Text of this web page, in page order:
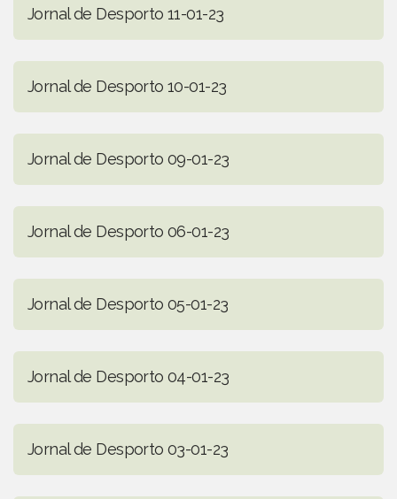
Jornal de Desporto 11-01-23
Jornal de Desporto 10-01-23
Jornal de Desporto 09-01-23
Jornal de Desporto 06-01-23
Jornal de Desporto 05-01-23
Jornal de Desporto 04-01-23
Jornal de Desporto 03-01-23